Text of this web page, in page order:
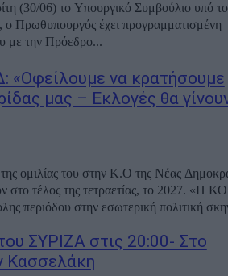
(30/06) το Υπουργικό Συμβούλιο υπό
με την Πρόεδρο...
να κρατήσουμε
μας – Εκλογές θα
ομιλίας του στην Κ.Ο της Νέας
στο τέλος της τετραετίας, το 2027. «Η
περιόδου στην εσωτερική πολιτική
ΣΥΡΙΖΑ στις 20:00- Στο
Κασσελάκη